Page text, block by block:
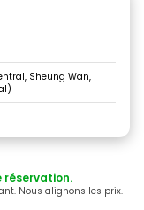
Sheung Wan,
réservation.
Nous alignons les prix.